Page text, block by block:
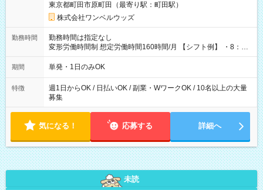
東京都町田市原町田（最寄り駅：町田駅）
株式会社ワンベルウッズ
勤務時間
勤務時間は指定なし
変形労働時間制 想定労働時間160時間/月 【シフト例】 ・8：00
～21：00
期間 単発・1日のみOK
特徴
週1日からOK / 日払いOK / 副業・WワークOK / 10名以上の大量
募集
気になる！ 応募する 詳細へ
未読